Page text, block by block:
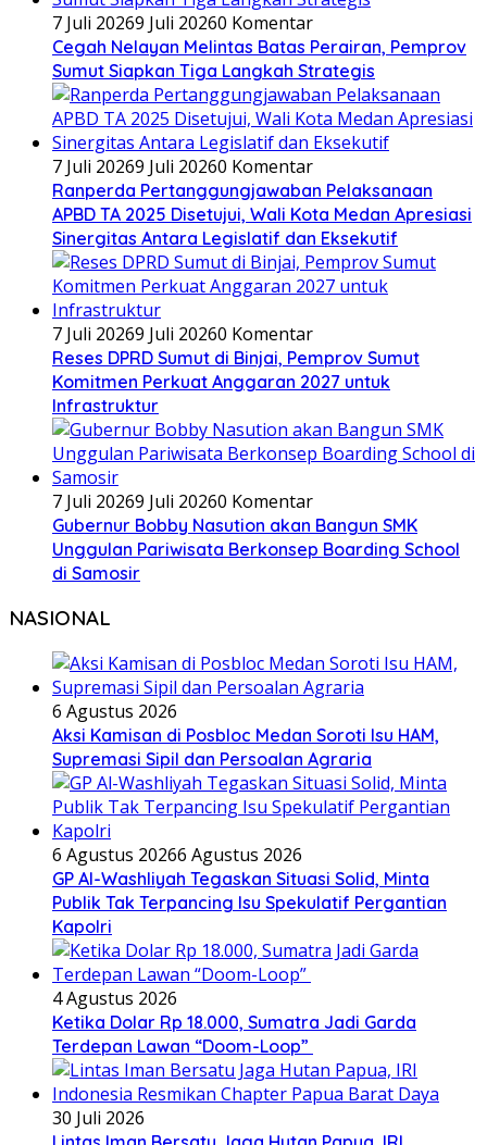
7 Juli 20269 Juli 20260 Komentar
Cegah Nelayan Melintas Batas Perairan, Pemprov
Sumut Siapkan Tiga Langkah Strategis
7 Juli 20269 Juli 20260 Komentar
Ranperda Pertanggungjawaban Pelaksanaan
APBD TA 2025 Disetujui, Wali Kota Medan Apresiasi
Sinergitas Antara Legislatif dan Eksekutif
7 Juli 20269 Juli 20260 Komentar
Reses DPRD Sumut di Binjai, Pemprov Sumut
Komitmen Perkuat Anggaran 2027 untuk
Infrastruktur
7 Juli 20269 Juli 20260 Komentar
Gubernur Bobby Nasution akan Bangun SMK
Unggulan Pariwisata Berkonsep Boarding School
di Samosir
NASIONAL
6 Agustus 2026
Aksi Kamisan di Posbloc Medan Soroti Isu HAM,
Supremasi Sipil dan Persoalan Agraria
6 Agustus 20266 Agustus 2026
GP Al-Washliyah Tegaskan Situasi Solid, Minta
Publik Tak Terpancing Isu Spekulatif Pergantian
Kapolri
4 Agustus 2026
Ketika Dolar Rp 18.000, Sumatra Jadi Garda
Terdepan Lawan “Doom-Loop”
30 Juli 2026